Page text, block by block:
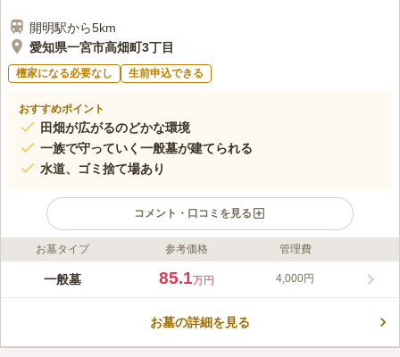
開明駅から5km
愛知県一宮市高畑町3丁目
檀家になる必要なし 生前申込できる
おすすめポイント
田畑が広がるのどかな環境
一族で守っていく一般墓が建てられる
水道、ゴミ捨て場あり
コメント・口コミを見る
ライフドット編集部のコメント
一宮東霊苑は、中道寺が管理・運営する寺院墓地です。周りを田
られており、陽当たりが良く明るい雰囲気です。墓域内は段差が
お墓タイプ 参考価格 管理費
一般墓 85.1万円 4,000円
お墓の詳細を見る